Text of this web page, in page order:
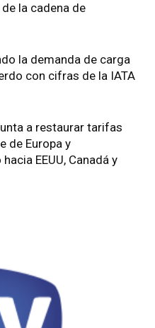
la cadena de
la demanda de carga
con cifras de la IATA
a restaurar tarifas
de Europa y
EEUU, Canadá y